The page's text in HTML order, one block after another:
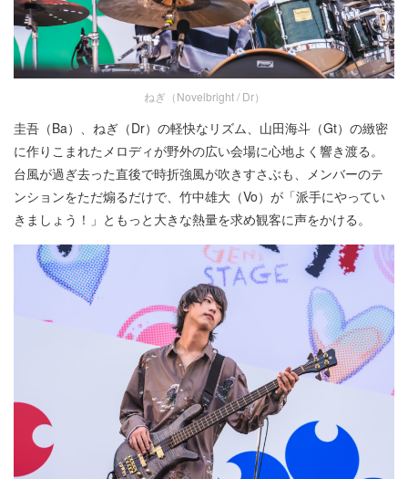
ねぎ（Novelbright / Dr）
圭吾（Ba）、ねぎ（Dr）の軽快なリズム、山田海斗（Gt）の緻密
に作りこまれたメロディが野外の広い会場に心地よく響き渡る。
台風が過ぎ去った直後で時折強風が吹きすさぶも、メンバーのテ
ンションをただ煽るだけで、竹中雄大（Vo）が「派手にやってい
きましょう！」ともっと大きな熱量を求め観客に声をかける。